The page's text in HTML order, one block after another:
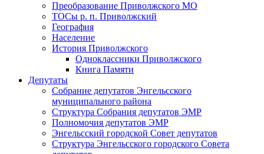
Преобразование Приволжского МО
ТОСы р. п. Приволжский
География
Население
История Приволжского
Одноклассники Приволжского
Книга Памяти
Депутаты
Собрание депутатов Энгельсского
муниципального района
Структура Собрания депутатов ЭМР
Полномочия депутатов ЭМР
Энгельсский городской Совет депутатов
Структура Энгельсского городского Совета